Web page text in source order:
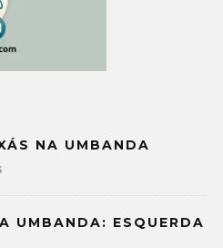
NA UMBANDA
UMBANDA: ESQUERDA